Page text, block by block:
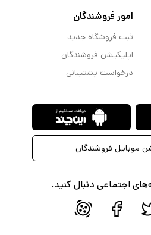
امور فروشندگان
ثبت فروشگاه جدید
اپلیکیشن فروشندگان
درخواست پشتیبانی
موبایل فروشندگان
اجتماعی دنبال کنید.